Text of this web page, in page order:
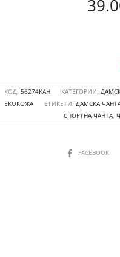
КОД: 56274KAH КАТЕГОРИИ:
ЕКОКОЖА
ЕТИКЕТИ: ДАМСКА
СПОРТНА ЧАНТА,
SHAREFACEBOOK